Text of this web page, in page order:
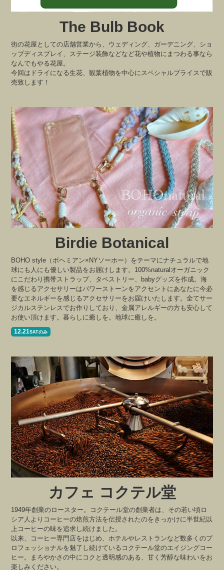
The Bulb Book
街の花屋としての店舗営業から、ウェディング、ガーデニング、ショ
ップディスプレイ、ステージ装飾などなど花や植物にまつわる事なら
なんでもやる花屋。
今回はドライになる生花、観葉植物を中心にスペシャルプライスで販
売致します！
Birdie Botanical
BOHO style（ボヘミアン×NYソーホー）をテーマにナチュラルで地
球にも人にも優しい製品をお届けします。100%naturalオーガニック
にこだわり携帯ストラップ、タペストリー、babyグッズを作成。海
を感じるアクセサリーはパワーストーンをアクセントにあなたに今必
要なエネルギーを感じるアクセサリーをお届けいたします。全てサー
ジカルステンレスでお作りしており、金属アレルギーの方も安心して
お使い頂けます。暮らしに癒しを。地球に癒しを。
12.21SATのみ
カフェ コクテル堂
1949年創業のロースター。コクテール堂の創業者は、その若い頃ロ
シア人よりコーヒーの焙煎方法を伝授されたのをきっかけに半世紀以
上コーヒーの味を追求し続けました。
以来、コーヒー専門店をはじめ、ホテルやレストランなど数多くのプ
ロフェッショナルを魅了し続けているコクテール堂のエイジングコー
ヒー。まろやかさの中にコクと透明感のある、甘く芳醇な味わいをお
楽しみください。